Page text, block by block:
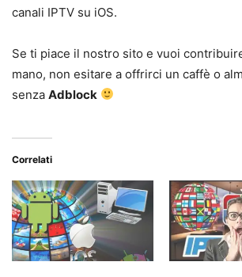
canali IPTV su iOS.
Se ti piace il nostro sito e vuoi
mano, non esitare a offrirci un caffè o
senza Adblock
Correlati